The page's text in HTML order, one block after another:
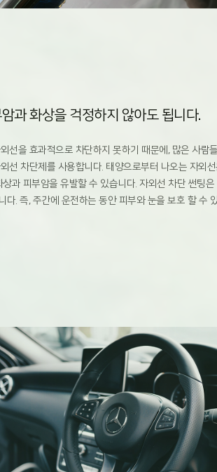
과 화상을 걱정하지 않아도 됩니다.
선을 효과적으로 차단하지 못하기 때문에, 많은 사람
선 차단제를 사용합니다. 태양으로부터 나오는 자외
과 피부암을 유발할 수 있습니다. 자외선 차단 썬팅은
다. 즉, 주간에 운전하는 동안 피부와 눈을 보호 할 수